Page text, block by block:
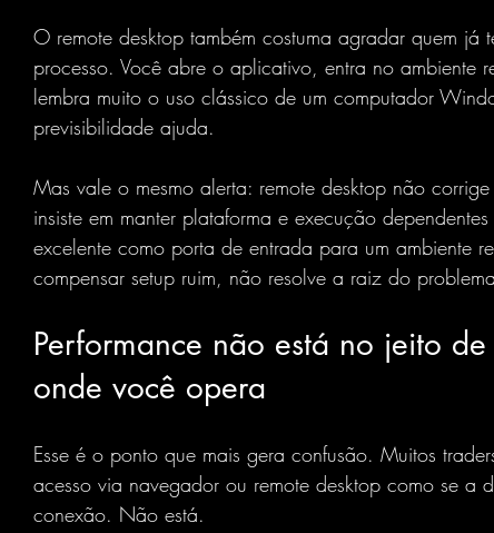
O remote desktop também costuma agradar quem já
processo. Você abre o aplicativo, entra no ambiente
lembra muito o uso clássico de um computador
previsibilidade ajuda.
Mas vale o mesmo alerta: remote desktop não
insiste em manter plataforma e execução
excelente como porta de entrada para um ambiente
compensar setup ruim, não resolve a raiz do
Performance não está no jeito
onde você opera
Esse é o ponto que mais gera confusão. Muitos
acesso via navegador ou remote desktop como se a
conexão. Não está.